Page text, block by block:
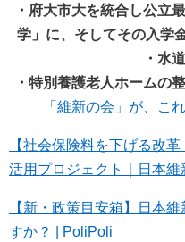
・府大市大を統合し公立
学」に、そしてその入学
・水
・特別養護老人ホームの
「維新の会」が、こ
【社会保険料を下げる改
活用プロジェクト｜日本維
【新・政策目安箱】日本
すか？ | PoliPoli